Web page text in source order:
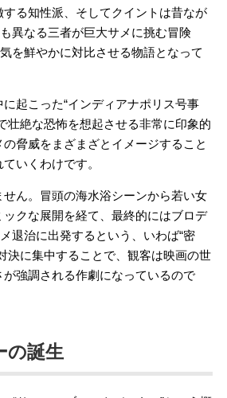
る知性派、そしてクイントは昔なが
異なる三者が巨大サメに挑む冒険
を鮮やかに対比させる物語となって
起こった“インディアナポリス号事
壮絶な恐怖を想起させる非常に印象的
脅威をまざまざとイメージすること
いくわけです。
ん。冒頭の海水浴シーンから若い女
クな展開を経て、最終的にはブロデ
退治に出発するという、いわば“密
決に集中することで、観客は映画の世
強調される作劇になっているので
の誕生